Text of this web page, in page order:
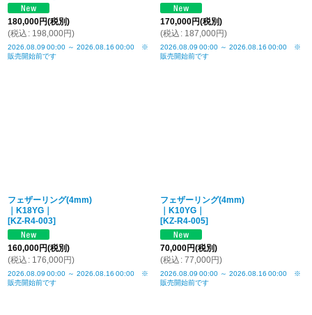
180,000円(税別)
(税込 : 198,000円)
2026.08.09 00:00 ～ 2026.08.16 00:00 ※
販売開始前です
170,000円(税別)
(税込 : 187,000円)
2026.08.09 00:00 ～ 2026.08.16 00:00 ※
販売開始前です
フェザーリング(4mm)
｜K18YG｜
[KZ-R4-003]
160,000円(税別)
(税込 : 176,000円)
2026.08.09 00:00 ～ 2026.08.16 00:00 ※
販売開始前です
フェザーリング(4mm)
｜K10YG｜
[KZ-R4-005]
70,000円(税別)
(税込 : 77,000円)
2026.08.09 00:00 ～ 2026.08.16 00:00 ※
販売開始前です